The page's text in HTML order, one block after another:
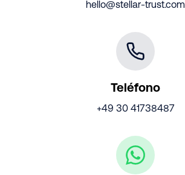
hello@stellar-trust.com
Teléfono
+49 30 41738487